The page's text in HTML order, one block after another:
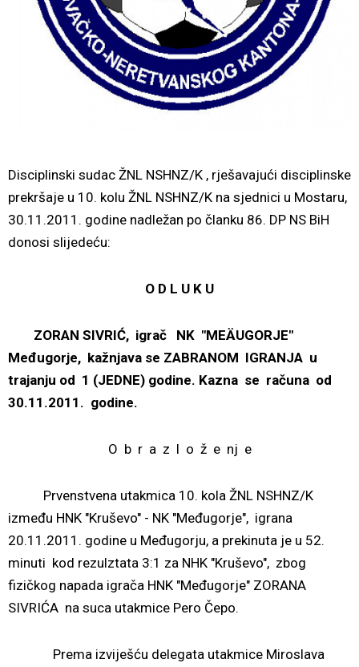
Disciplinski sudac ŽNL NSHNZ/K , rješavajući disciplinske
prekršaje u 10. kolu ŽNL NSHNZ/K na sjednici u Mostaru,
30.11.2011. godine nadležan po članku 86. DP NS BiH
donosi slijedeću:
O D L U K U
ZORAN SIVRIĆ, igrač NK "MEÄUGORJE"
Međugorje, kažnjava se ZABRANOM IGRANJA u
trajanju od 1 (JEDNE) godine. Kazna se računa od
30.11.2011. godine.
O b r a z l o ž e nj e
Prvenstvena utakmica 10. kola ŽNL NSHNZ/K
između HNK "Kruševo" - NK "Međugorje", igrana
20.11.2011. godine u Međugorju, a prekinuta je u 52.
minuti kod rezulztata 3:1 za NHK "Kruševo", zbog
fizičkog napada igrača HNK "Međugorje" ZORANA
SIVRIĆA na suca utakmice Pero Čepo.
Prema izviješću delegata utakmice Miroslava